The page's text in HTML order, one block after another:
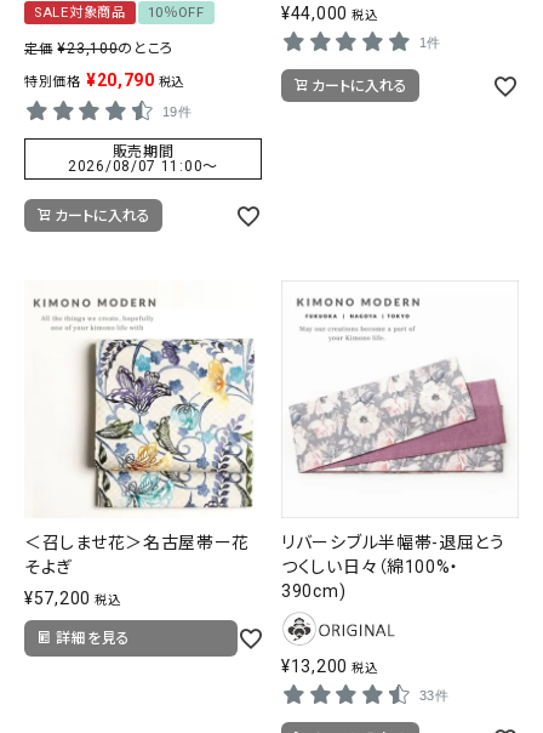
SALE対象商品 10％OFF
定価 ¥23,100のところ
特別価格 ¥20,790 税込
19件
販売期間
2026/08/07 11:00〜
カートに入れる
¥44,000 税込
1件
カートに入れる
＜召しませ花＞名古屋帯ー花
そよぎ
¥57,200 税込
詳細を見る
リバーシブル半幅帯-退屈とう
つくしい日々（綿100%・
390cm)
¥13,200 税込
33件